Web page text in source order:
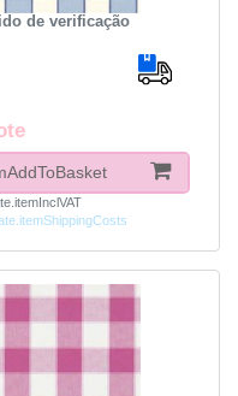
de verificação